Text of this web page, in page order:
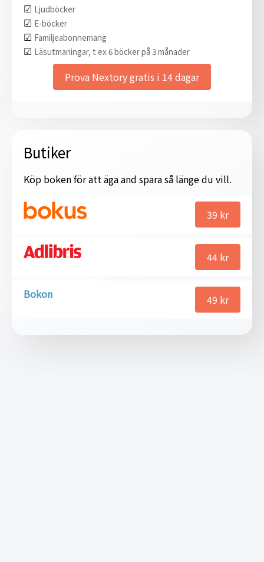
☑︎ Ljudböcker
☑︎ E-böcker
☑︎ Familjeabonnemang
☑︎ Läsutmaningar, t ex 6 böcker på 3 månader
Prova Nextory gratis i 14 dagar
Butiker
Köp boken för att äga and spara så länge du vill.
39 kr
44 kr
Bokon 49 kr